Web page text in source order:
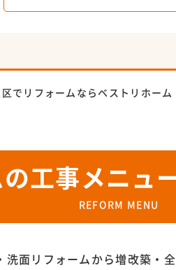
でリフォームならベストリホーム
の工事メニュ
REFORM MENU
洗面リフォームから増改築・